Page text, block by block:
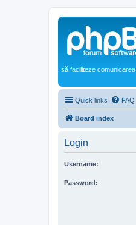
să faciliteze comunicarea.
Quick links FAQ
Board index
Login
Username:
Password: